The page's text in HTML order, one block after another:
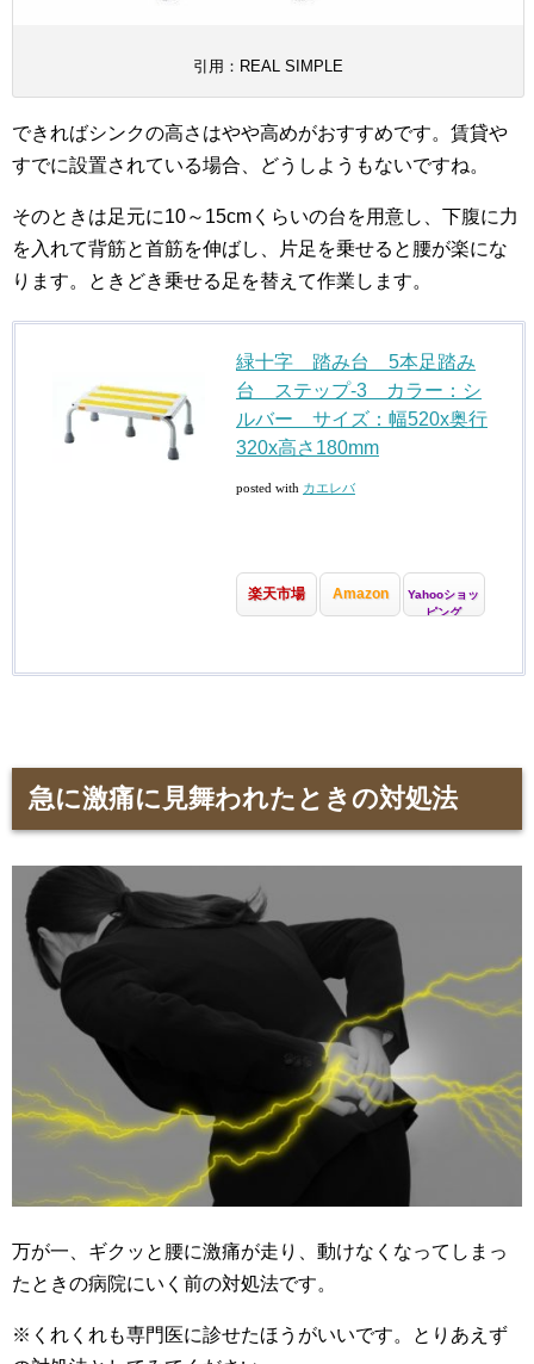
引用：REAL SIMPLE
できればシンクの高さはやや高めがおすすめです。賃貸や
すでに設置されている場合、どうしようもないですね。
そのときは足元に10～15cmくらいの台を用意し、下腹に力
を入れて背筋と首筋を伸ばし、片足を乗せると腰が楽にな
ります。ときどき乗せる足を替えて作業します。
緑十字 踏み台 5本足踏み
台 ステップ-3 カラー：シ
ルバー サイズ：幅520x奥行
320x高さ180mm
posted with カエレバ
楽天市場 Amazon
Yahooショッ
ピング
急に激痛に見舞われたときの対処法
万が一、ギクッと腰に激痛が走り、動けなくなってしまっ
たときの病院にいく前の対処法です。
※くれくれも専門医に診せたほうがいいです。とりあえず